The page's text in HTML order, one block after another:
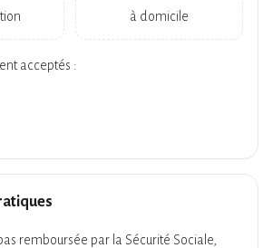
à domicile
acceptés :
pas remboursée par la Sécurité Sociale,